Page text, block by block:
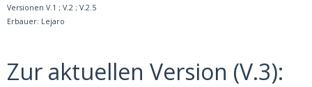
Versionen V.1 ; V.2 ; V.2.5
Erbauer: Lejaro
Zur aktuellen Version (V.3):